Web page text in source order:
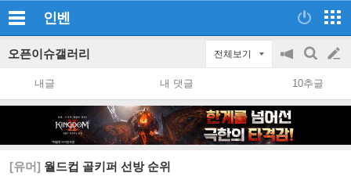
인벤
오픈이슈갤러리 전체보기
공
지
on/off
검
색
글
쓰
내글 내 댓글 10추글
[유머] 월드컵 골키퍼 선방 순위